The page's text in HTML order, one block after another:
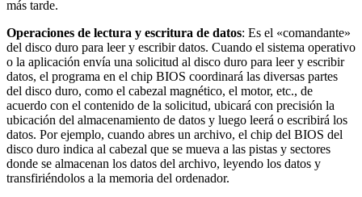
más tarde.
Operaciones de lectura y escritura de datos: Es el «comandante»
del disco duro para leer y escribir datos. Cuando el sistema operativo
o la aplicación envía una solicitud al disco duro para leer y escribir
datos, el programa en el chip BIOS coordinará las diversas partes
del disco duro, como el cabezal magnético, el motor, etc., de
acuerdo con el contenido de la solicitud, ubicará con precisión la
ubicación del almacenamiento de datos y luego leerá o escribirá los
datos. Por ejemplo, cuando abres un archivo, el chip del BIOS del
disco duro indica al cabezal que se mueva a las pistas y sectores
donde se almacenan los datos del archivo, leyendo los datos y
transfiriéndolos a la memoria del ordenador.